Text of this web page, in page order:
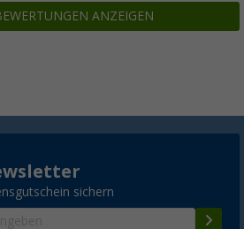
ANZEIGEN
sichern